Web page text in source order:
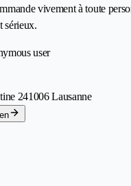
vivement à toute
sérieux.
user
241006 Lausanne